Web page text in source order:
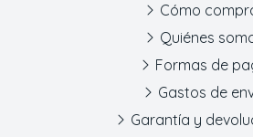
Cómo
Quiénes
Formas de
Gastos de
Garantía y